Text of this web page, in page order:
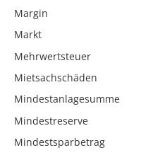
Margin
Markt
Mehrwertsteuer
Mietsachschäden
Mindestanlagesumme
Mindestreserve
Mindestsparbetrag